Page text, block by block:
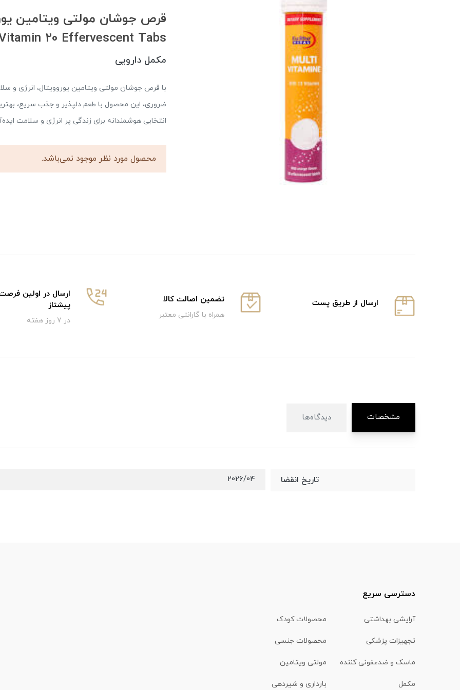
20 Effervescent Tabs
مکمل دارویی
با قرص جوشان مولتی ویتامین یوروویتال، انرژی و
ضروری، این محصول با طعم دلپذیر و جذب سریع،
انتخابی هوشمندانه برای زندگی پر انرژی و سلامت
محصول مورد نظر موجود نمی‌باشد.
ارسال از طریق پست تضمین اصالت کالا
همراه با گارانتی معتبر
ارسال در اولین
پیشتاز
در 7 روز هفته
مشخصات دیدگاه‌ها
تاریخ انقضا 2026/04
دسترسی سریع
آرایشی بهداشتی محصولات کودک
تجهیزات پزشکی محصولات جنسی
ماسک و ضدعفونی کننده مولتی ویتامین
مکمل بارداری و شیردهی